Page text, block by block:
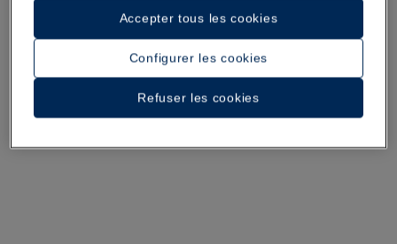
Une promenade dans l’hôtel
Voir 35 photos et vidéos
Configurer les cookies
Refuser les cookies
Accepter tous les cookies